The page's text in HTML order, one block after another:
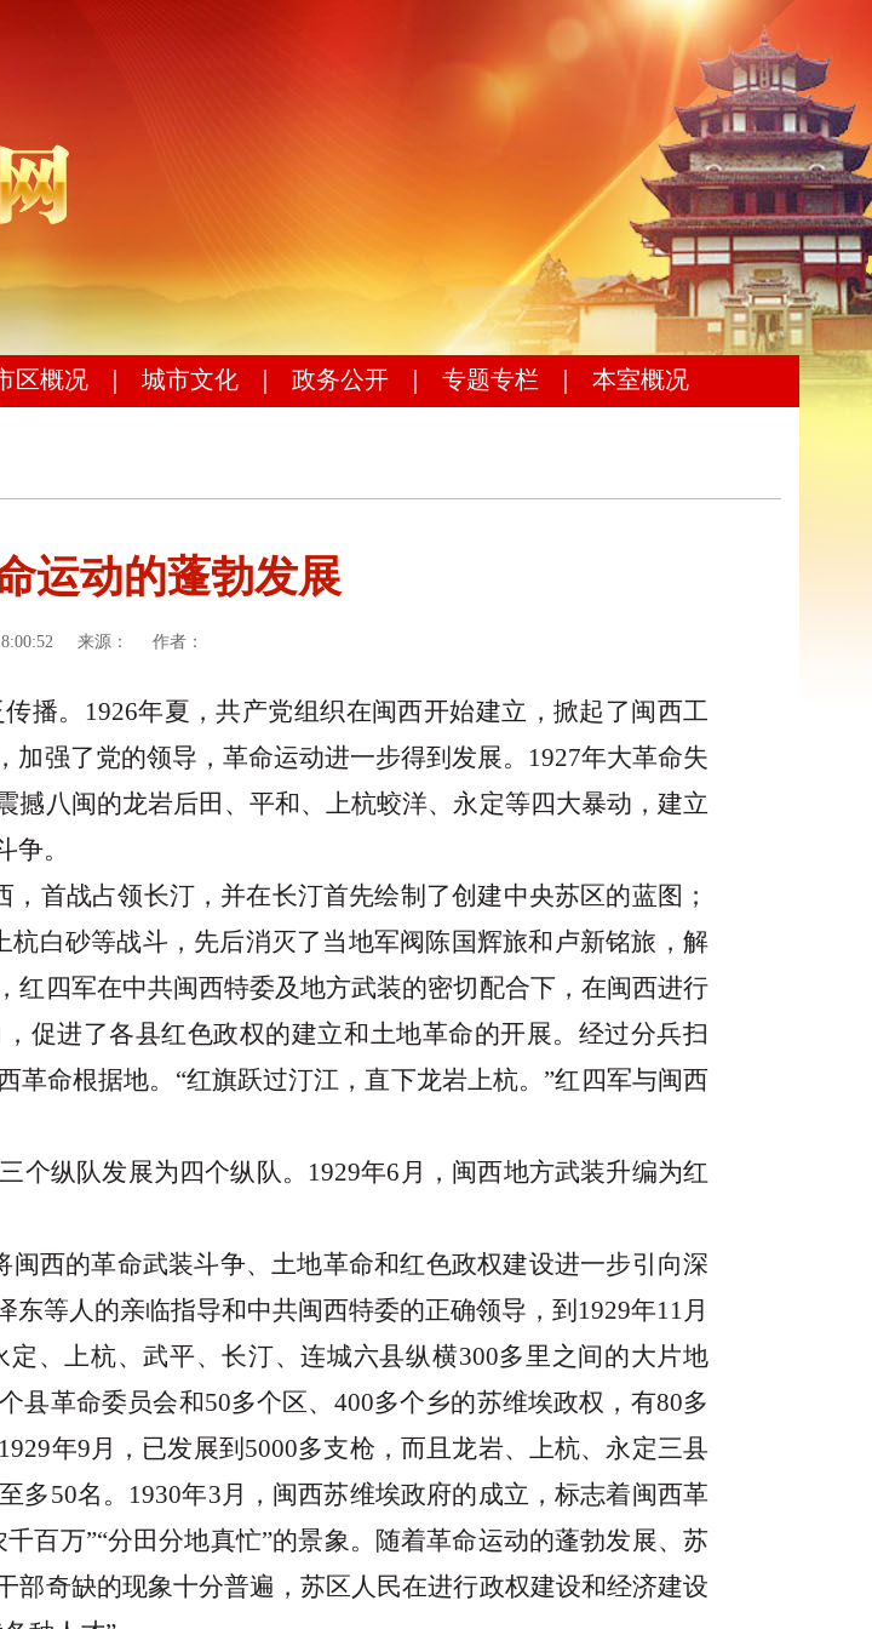
区概况 城市文化 政务公开 专题专栏 本室概况
运动的蓬勃发展
来源： 作者：
播。 1926年夏，共产党组织在闽西开始建立，掀起了闽西工
强了党的领导，革命运动进一步得到发展。1927年大革命失
撼八闽的龙岩后田、平和、上杭蛟洋、永定等四大暴动，建立
。
首战占领长汀，并在长汀首先绘制了创建中央苏区的蓝图；
白砂等战斗，先后消灭了当地军阀陈国辉旅和卢新铭旅，解
红四军在中共闽西特委及地方武装的密切配合下，在闽西进行
促进了各县红色政权的建立和土地革命的开展。经过分兵扫
命根据地。“红旗跃过汀江，直下龙岩上杭。”红四军与闽西
个纵队发展为四个纵队。 1929年6月，闽西地方武装升编为红
西的革命武装斗争、土地革命和红色政权建设进一步引向深
等人的亲临指导和中共闽西特委的正确领导，到1929年11月
、上杭、武平、长汀、连城六县纵横300多里之间的大片地
县革命委员会和50多个区、400多个乡的苏维埃政权，有80多
年9月，已发展到5000多支枪，而且龙岩、上杭、永定三县
多50名。1930年3月，闽西苏维埃政府的成立，标志着闽西革
百万”“分田分地真忙”的景象。随着革命运动的蓬勃发展、苏
部奇缺的现象十分普遍，苏区人民在进行政权建设和经济建设